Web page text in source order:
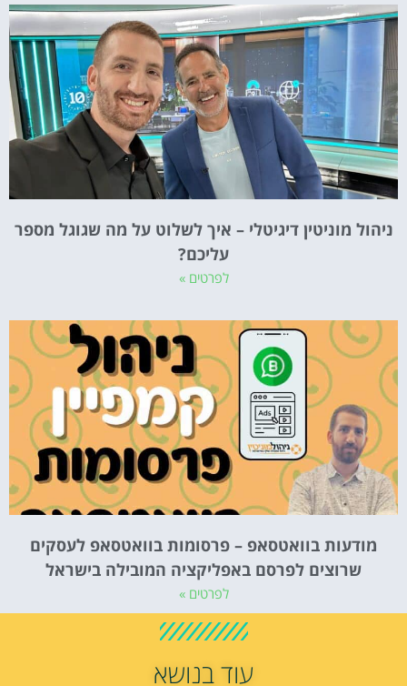
ניהול מוניטין דיגיטלי – איך לשלוט על מה שגוגל מספר
עליכם?
לפרטים »
מודעות בוואטסאפ – פרסומות בוואטסאפ לעסקים
שרוצים לפרסם באפליקציה המובילה בישראל
לפרטים »
עוד בנושא